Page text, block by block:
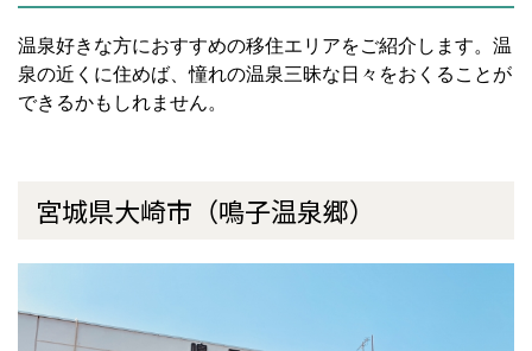
温泉好きな方におすすめの移住エリアをご紹介します。温
泉の近くに住めば、憧れの温泉三昧な日々をおくることが
できるかもしれません。
宮城県大崎市（鳴子温泉郷）